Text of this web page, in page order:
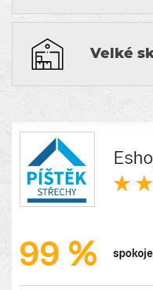
Velké